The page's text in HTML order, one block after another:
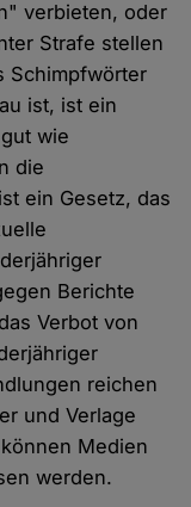
verbieten, oder
Strafe stellen
Schimpfwörter
ist, ist ein
wie
die
ein Gesetz, das
Berichte
Verbot von
reichen
und Verlage
Medien
werden.